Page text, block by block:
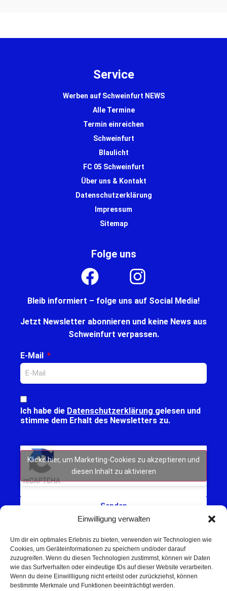
Einwilligung verwalten
Um dir ein optimales Erlebnis zu bieten, verwenden wir Technologien wie
Cookies, um Geräteinformationen zu speichern und/oder darauf
zuzugreifen. Wenn du diesen Technologien zustimmst, können wir Daten
wie das Surfverhalten oder eindeutige IDs auf dieser Website verarbeiten.
Wenn du deine Einwillligung nicht erteilst oder zurückziehst, können
bestimmte Merkmale und Funktionen beeinträchtigt werden.
Service
Werben auf Schweinfurt NEWS
Alle Termine
Termin einreichen
Schweinfurt
Blaulicht
FC 05 Schweinfurt
Über uns & Kontakt
Datenschutzerklärung
Impressum
Sitemap
Schweinfurt NEWS – Aktuelle Nachrichten,
Folge uns
Bleib informiert – folge uns auf Social Media!
Jetzt Newsletter abonnieren und keine News aus
Schweinfurt verpassen.
E-Mail
Ich habe die Datenschutzerklärung gelesen und
stimme dem Erhalt des Newsletters zu.
Klicke hier, um Marketing-Cookies zu akzeptieren und
diesen Inhalt zu aktivieren
Senden